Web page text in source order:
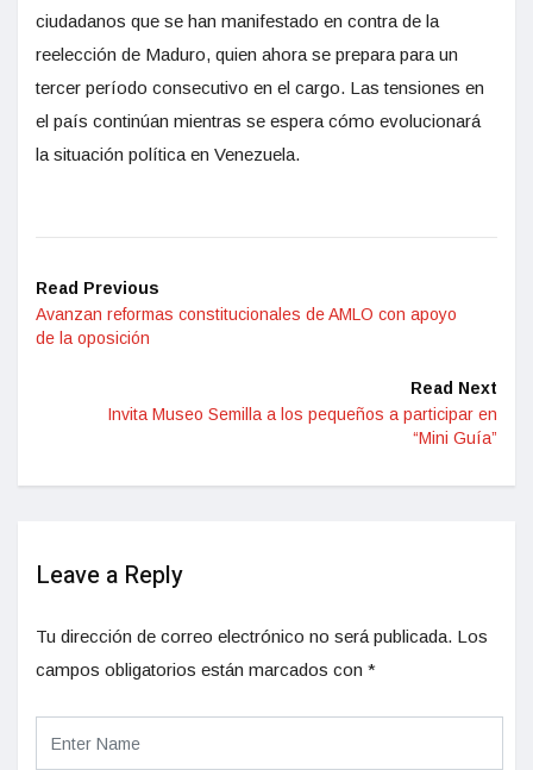
ciudadanos que se han manifestado en contra de la
reelección de Maduro, quien ahora se prepara para un
tercer período consecutivo en el cargo. Las tensiones en
el país continúan mientras se espera cómo evolucionará
la situación política en Venezuela.
Read Previous
Avanzan reformas constitucionales de AMLO con apoyo
de la oposición
Read Next
Invita Museo Semilla a los pequeños a participar en
“Mini Guía”
Leave a Reply
Tu dirección de correo electrónico no será publicada. Los
campos obligatorios están marcados con *